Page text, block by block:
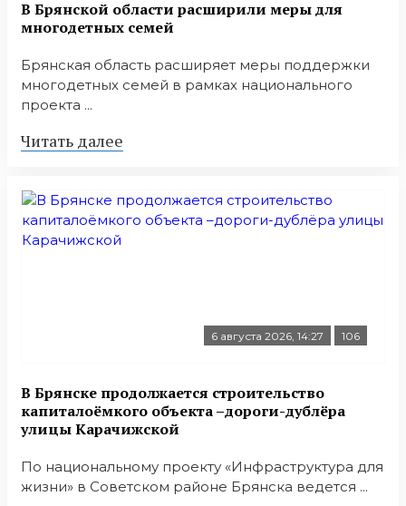
В Брянской области расширили меры для
многодетных семей
Брянская область расширяет меры поддержки
многодетных семей в рамках национального
проекта ...
Читать далее
6 августа 2026, 14:27 106
В Брянске продолжается строительство
капиталоёмкого объекта –дороги-дублёра
улицы Карачижской
По национальному проекту «Инфраструктура для
жизни» в Советском районе Брянска ведется ...